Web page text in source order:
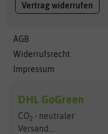
Vertrag widerrufen
AGB
Widerrufsrecht
Impressum
DHL GoGreen
CO2 - neutraler
Versand...